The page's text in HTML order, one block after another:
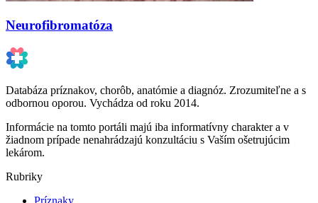
Neurofibromatóza
Databáza príznakov, chorôb, anatómie a diagnóz. Zrozumiteľne a s
odbornou oporou. Vychádza od roku 2014.
Informácie na tomto portáli majú iba informatívny charakter a v
žiadnom prípade nenahrádzajú konzultáciu s Vaším ošetrujúcim
lekárom.
Rubriky